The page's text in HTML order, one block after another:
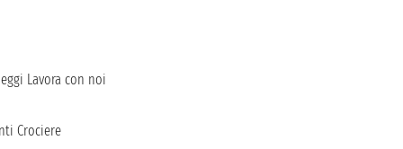
Lavora con noi
Crociere